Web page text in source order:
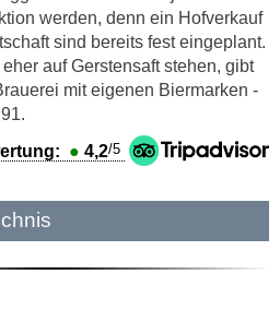
werden, denn ein Hofverkauf
sind bereits fest eingeplant.
auf Gerstensaft stehen, gibt
mit eigenen Biermarken -
● 4,2/5